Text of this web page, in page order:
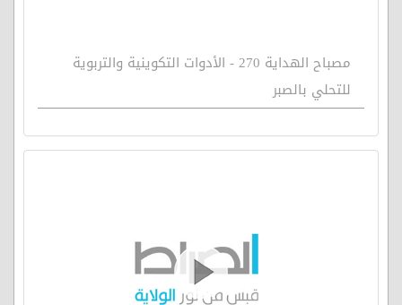
مصباح الهداية 270 - الأدوات التكوينية والتربوية
للتحلي بالصبر